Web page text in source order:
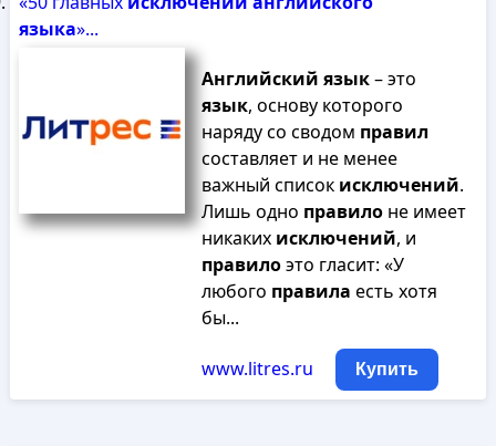
языка»...
Английский язык– это
язык, основу которого
наряду со сводом правил
составляет и не менее
важный список исключений.
Лишь одно правилоне имеет
никаких исключений, и
правилоэто гласит: «У
любого правила есть хотя
бы...
www.litres.ru Купить